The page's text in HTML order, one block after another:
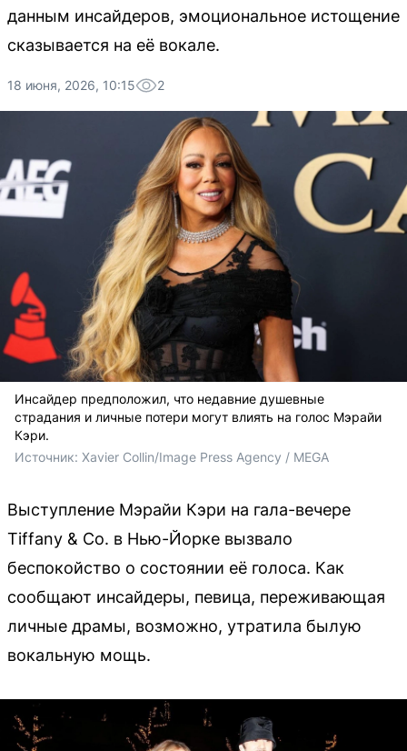
данным инсайдеров, эмоциональное истощение
сказывается на её вокале.
18 июня, 2026, 10:15 2
Инсайдер предположил, что недавние душевные
страдания и личные потери могут влиять на голос Мэрайи
Кэри.
Источник: Xavier Collin/Image Press Agency / MEGA
Выступление Мэрайи Кэри на гала-вечере
Tiffany & Co. в Нью-Йорке вызвало
беспокойство о состоянии её голоса. Как
сообщают инсайдеры, певица, переживающая
личные драмы, возможно, утратила былую
вокальную мощь.